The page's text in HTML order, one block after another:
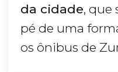
da cidade, que
pé de uma
os ônibus de